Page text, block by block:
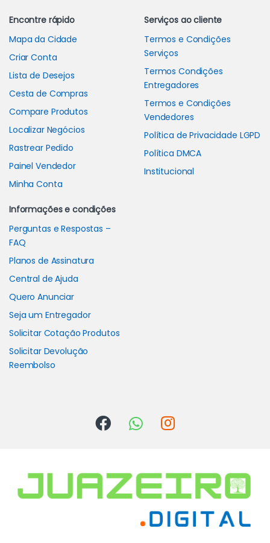
Encontre rápido
Mapa da Cidade
Criar Conta
Lista de Desejos
Cesta de Compras
Compare Produtos
Localizar Negócios
Rastrear Pedido
Painel Vendedor
Minha Conta
Serviços ao cliente
Termos e Condições
Serviços
Termos Condições
Entregadores
Termos e Condições
Vendedores
Política de Privacidade LGPD
Política DMCA
Institucional
Informações e condições
Perguntas e Respostas –
FAQ
Planos de Assinatura
Central de Ajuda
Quero Anunciar
Seja um Entregador
Solicitar Cotação Produtos
Solicitar Devolução
Reembolso